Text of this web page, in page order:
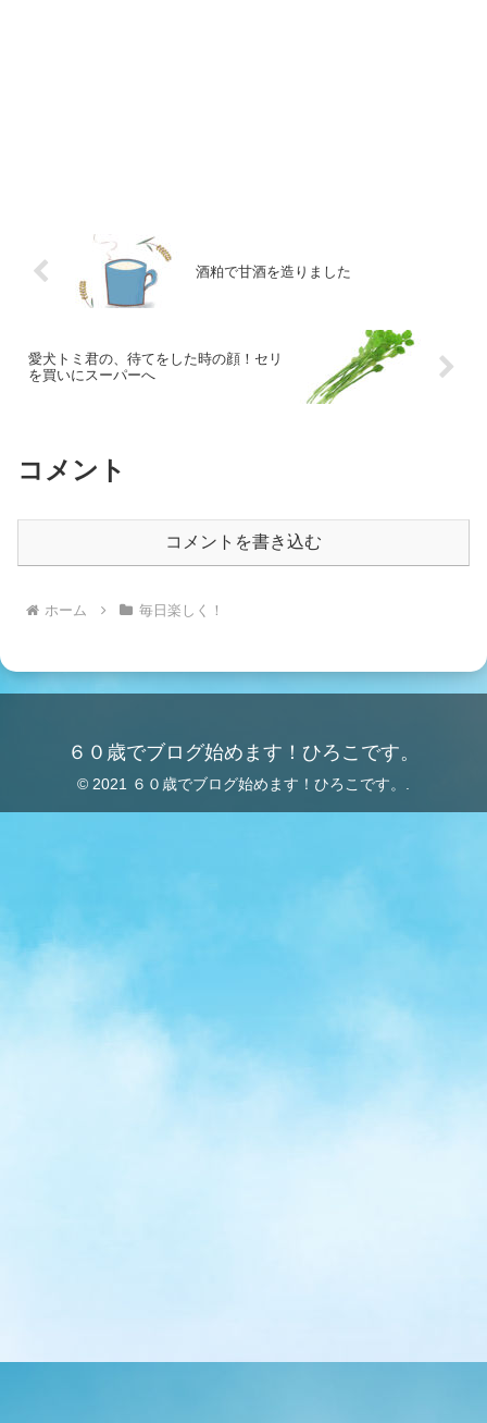
酒粕で甘酒を造りました
愛犬トミ君の、待てをした時の顔！セリ
を買いにスーパーへ
コメント
コメントを書き込む
ホーム 毎日楽しく！
６０歳でブログ始めます！ひろこです。
© 2021 ６０歳でブログ始めます！ひろこです。.